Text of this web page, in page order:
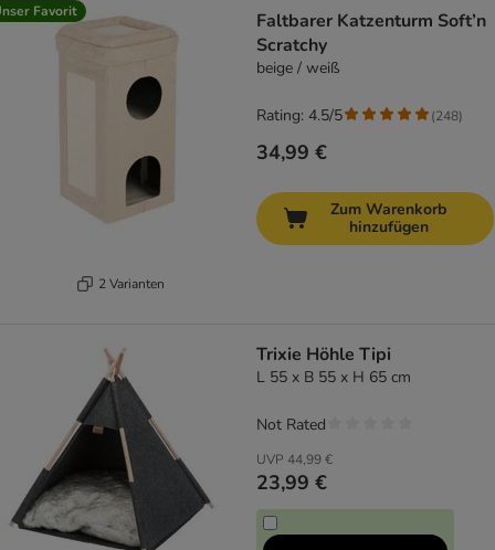
Favorit
2 Varianten
Faltbarer Katzenturm Soft’n
Scratchy
beige / weiß
34,99 €
Rating: 4.5/5 (248)
Zum Warenkorb
hinzufügen
Trixie Höhle Tipi
L 55 x B 55 x H 65 cm
UVP 44,99 €
23,99 €
Not Rated